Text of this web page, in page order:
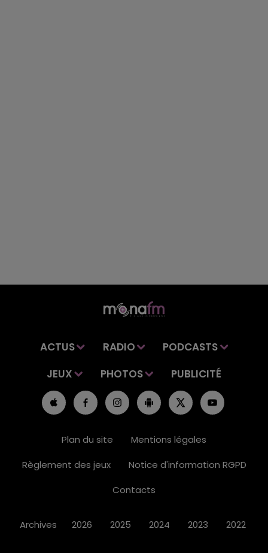
ACTUS RADIO
PODCASTS
JEUX
PHOTOS PUBLICITÉ
Plan du site
Mentions légales
Règlement des jeux
Notice d'information RGPD
Contacts
Archives 2026 2025 2024 2023 2022